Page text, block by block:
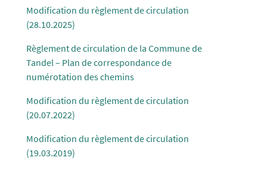
Modification du règlement de circulation
(28.10.2025)
Règlement de circulation de la Commune de
Tandel – Plan de correspondance de
numérotation des chemins
Modification du règlement de circulation
(20.07.2022)
Modification du règlement de circulation
(19.03.2019)